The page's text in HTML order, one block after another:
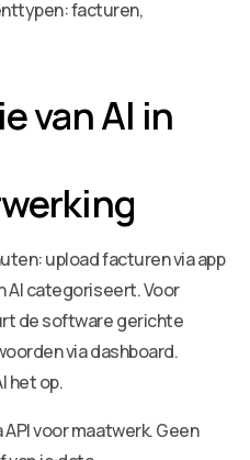
facturen,
van AI in
upload facturen via app
AI categoriseert. Voor
de software gerichte
via dashboard.
het op.
voor maatwerk. Geen